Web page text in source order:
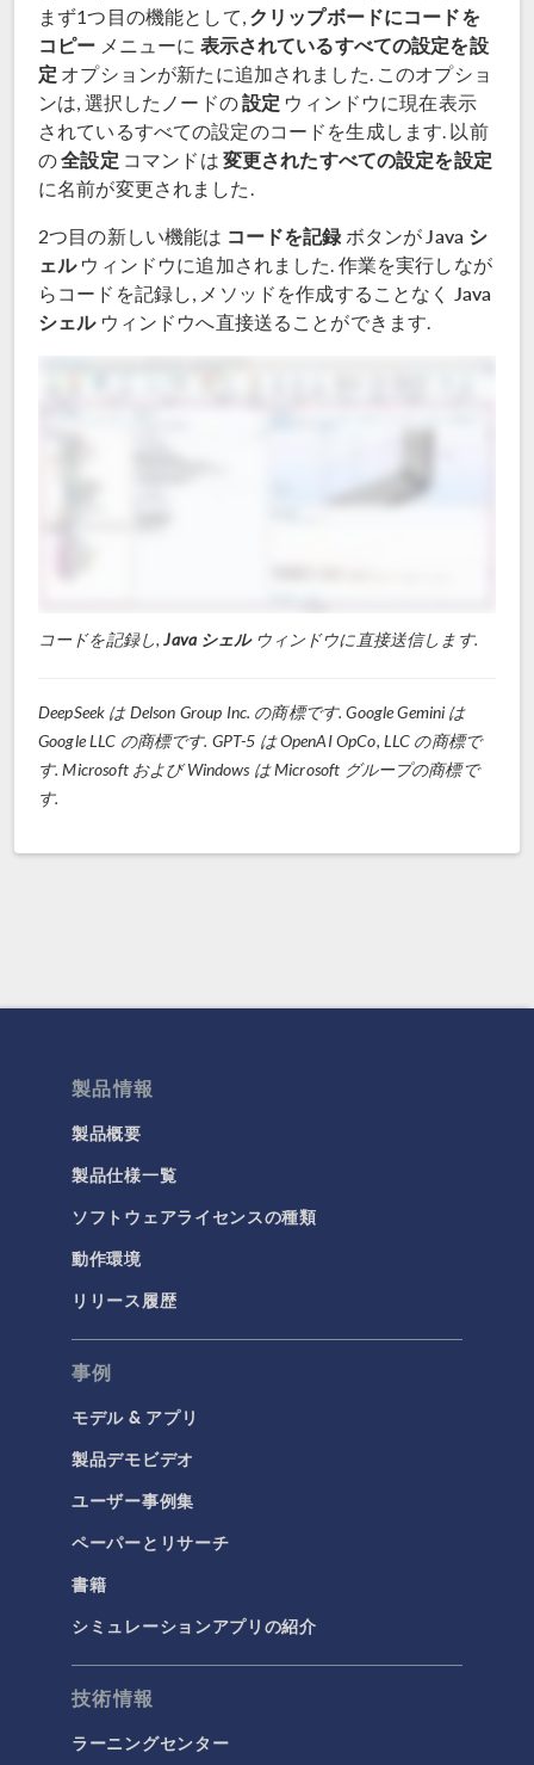
まず1つ目の機能として, クリップボードにコードを
コピー メニューに 表示されているすべての設定を設
定 オプションが新たに追加されました. このオプショ
ンは, 選択したノードの設定 ウィンドウに現在表示
されているすべての設定のコードを生成します. 以前
の全設定 コマンドは 変更されたすべての設定を設定
に名前が変更されました.
2つ目の新しい機能は コードを記録 ボタンが Java シ
ェルウィンドウに追加されました. 作業を実行しなが
らコードを記録し, メソッドを作成することなく
Java
シェルウィンドウへ直接送ることができます.
コードを記録し,Java シェルウィンドウに直接送信します.
DeepSeek は Delson Group Inc. の商標です. Google Gemini は
Google LLC の商標です. GPT-5 は OpenAI OpCo, LLC の商標で
す. Microsoft および Windows は Microsoft グループの商標で
す.
製品情報
製品概要
製品仕様一覧
ソフトウェアライセンスの種類
動作環境
リリース履歴
事例
モデル & アプリ
製品デモビデオ
ユーザー事例集
ペーパーとリサーチ
書籍
シミュレーションアプリの紹介
技術情報
ラーニングセンター